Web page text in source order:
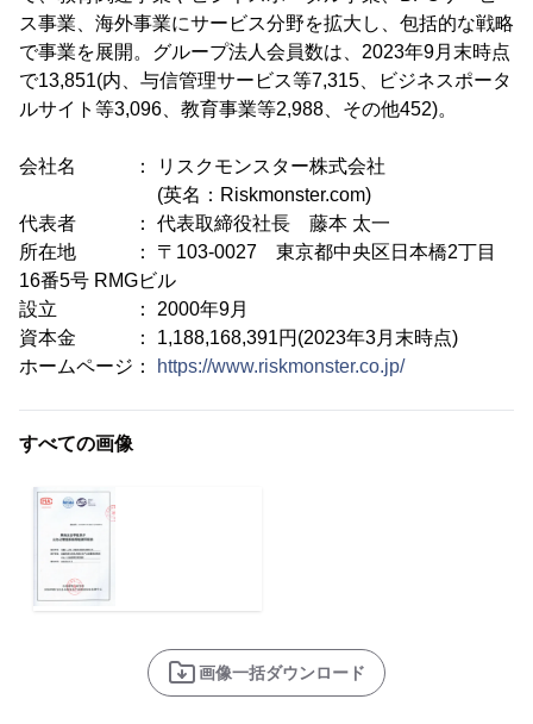
ス事業、海外事業にサービス分野を拡大し、包括的な戦略
で事業を展開。グループ法人会員数は、2023年9月末時点
で13,851(内、与信管理サービス等7,315、ビジネスポータ
ルサイト等3,096、教育事業等2,988、その他452)。
会社名 ： リスクモンスター株式会社
(英名：Riskmonster.com)
代表者 ： 代表取締役社長 藤本 太一
所在地 ： 〒103-0027 東京都中央区日本橋2丁目
16番5号 RMGビル
設立 ： 2000年9月
資本金 ： 1,188,168,391円(2023年3月末時点)
ホームページ：
https://www.riskmonster.co.jp/
すべての画像
画像一括ダウンロード